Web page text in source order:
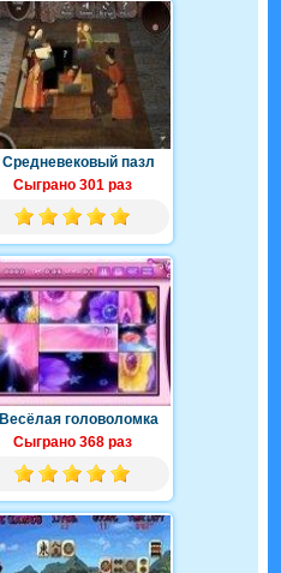
Средневековый пазл
Сыграно 301 раз
Весёлая головоломка
Сыграно 368 раз